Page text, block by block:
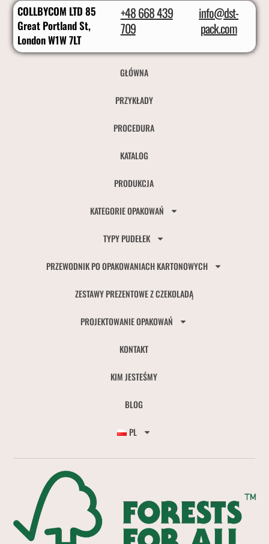
COLLBYCOM LTD 85
Great Portland St,
London W1W 7LT
+48 668 439
709
info@dst-
pack.com
GŁÓWNA
PRZYKŁADY
PROCEDURA
KATALOG
PRODUKCJA
KATEGORIE OPAKOWAŃ
TYPY PUDEŁEK
PRZEWODNIK PO OPAKOWANIACH KARTONOWYCH
ZESTAWY PREZENTOWE Z CZEKOLADĄ
PROJEKTOWANIE OPAKOWAŃ
KONTAKT
KIM JESTEŚMY
BLOG
PL